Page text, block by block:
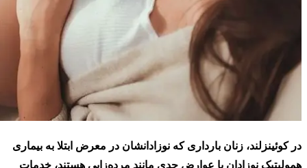
در کوئینزلند، زنان بارداری که نوزادانشان در معرض ابتلا به بیماری
همولیتیک نوزادان با عوارض جدی مانند مرده‌زایی هستند، خدمات